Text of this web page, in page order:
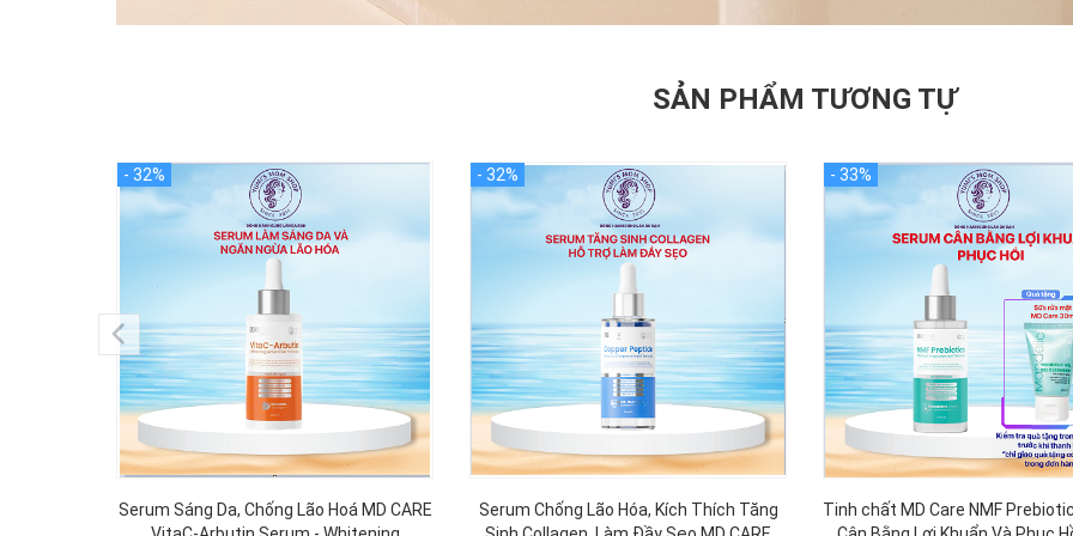
SẢN PHẨM TƯƠNG TỰ
Serum Sáng Da, Chống Lão Hoá MD CARE
Serum Chống Lão Hóa, Kích Thích Tăng
Tinh chất MD Care NMF